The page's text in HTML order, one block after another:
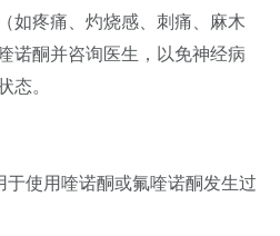
如疼痛、灼烧感、刺痛、麻木
诺酮并咨询医生，以免神经病
态。
使用喹诺酮或氟喹诺酮发生过